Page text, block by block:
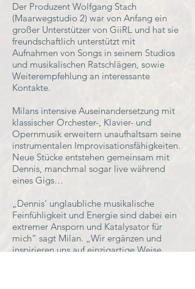
Der Produzent Wolfgang Stach
(Maarwegstudio 2) war von Anfang ein
großer Unterstützer von GiiRL und hat sie
freundschaftlich unterstützt mit
Aufnahmen von Songs in seinem Studios
und musikalischen Ratschlägen, sowie
Weiterempfehlung an interessante
Kontakte.
Milans intensive Auseinandersetzung mit
klassischer Orchester-, Klavier- und
Opernmusik erweitern unaufhaltsam seine
instrumentalen Improvisationsfähigkeiten.
Neue Stücke entstehen gemeinsam mit
Dennis, manchmal sogar live während
eines Gigs…
„Dennis‘ unglaubliche musikalische
Feinfühligkeit und Energie sind dabei ein
extremer Ansporn und Katalysator für
mich“ sagt Milan. „Wir ergänzen und
inspirieren uns auf einzigartige Weise.